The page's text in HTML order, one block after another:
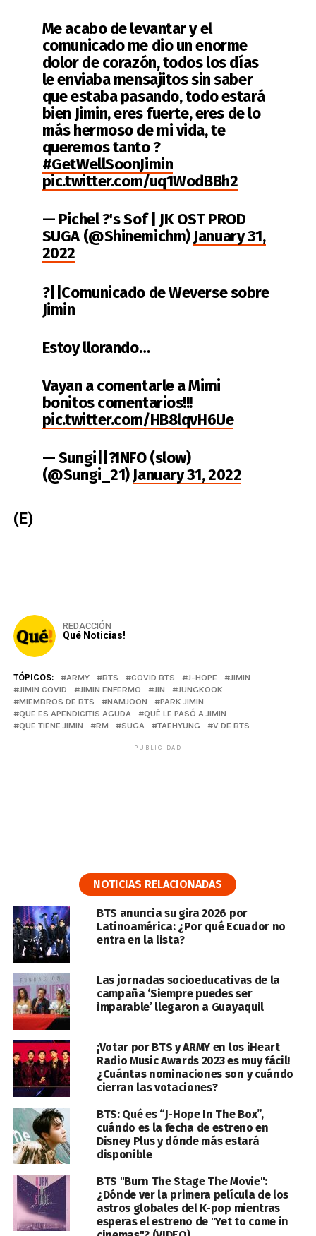
Me acabo de levantar y el
comunicado me dio un enorme
dolor de corazón, todos los días
le enviaba mensajitos sin saber
que estaba pasando, todo estará
bien Jimin, eres fuerte, eres de lo
más hermoso de mi vida, te
queremos tanto ?
#GetWellSoonJimin
pic.twitter.com/uq1WodBBh2
— Pichel ?'s Sof | JK OST PROD
SUGA (@Shinemichm)January 31,
2022
?||Comunicado de Weverse sobre
Jimin
Estoy llorando…
Vayan a comentarle a Mimi
bonitos comentarios!!!
pic.twitter.com/HB8lqvH6Ue
— Sungi||?INFO (slow)
(@Sungi_21)January 31, 2022
(E)
REDACCIÓN
Qué Noticias!
TÓPICOS: ARMY BTS COVID BTS J-HOPE
JIMIN
JIMIN COVID
JIMIN ENFERMO JIN
JUNGKOOK
MIEMBROS DE BTS
NAMJOON
PARK JIMIN
QUE ES APENDICITIS AGUDA
QUÉ LE PASÓ A JIMIN
QUE TIENE JIMIN
RM SUGA TAEHYUNG V DE BTS
PUBLICIDAD
NOTICIAS RELACIONADAS
BTS anuncia su gira 2026 por
Latinoamérica: ¿Por qué Ecuador no
entra en la lista?
Las jornadas socioeducativas de la
campaña ‘Siempre puedes ser
imparable’ llegaron a Guayaquil
¡Votar por BTS y ARMY en los iHeart
Radio Music Awards 2023 es muy fácil!
¿Cuántas nominaciones son y cuándo
cierran las votaciones?
BTS: Qué es “J-Hope In The Box”,
cuándo es la fecha de estreno en
Disney Plus y dónde más estará
disponible
BTS "Burn The Stage The Movie":
¿Dónde ver la primera película de los
astros globales del K-pop mientras
esperas el estreno de "Yet to come in